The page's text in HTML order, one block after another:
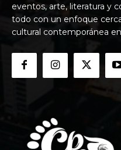
eventos, arte, literatura y
todo con un enfoque
cultural contemporánea en